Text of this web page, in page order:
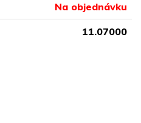
Na objednávku
11.07000